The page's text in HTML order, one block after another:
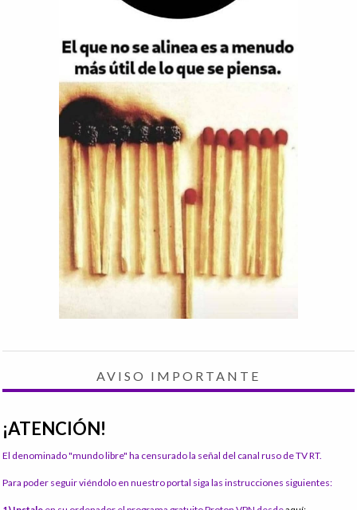
AVISO IMPORTANTE
¡ATENCIÓN!
El denominado "mundo libre" ha censurado la señal del canal ruso de TV RT.
Para poder seguir viéndolo en nuestro portal siga las instrucciones siguientes: